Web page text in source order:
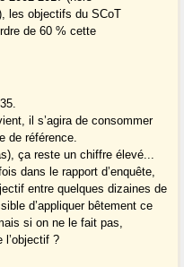
les objectifs du SCoT
de 60 % cette
il s’agira de consommer
de référence.
ça reste un chiffre élevé...
dans le rapport d’enquête,
entre quelques dizaines de
d’appliquer bêtement ce
si on ne le fait pas,
l’objectif ?